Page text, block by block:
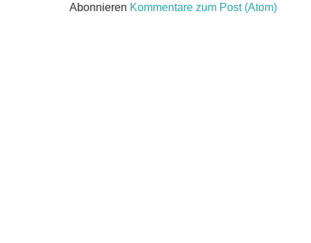
Abonnieren Kommentare zum Post (Atom)